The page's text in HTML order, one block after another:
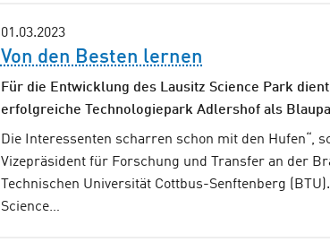
01.03.2023
Von den Besten lernen
Für die Entwicklung des Lausitz Science Park
erfolgreiche Technologiepark Adlershof als
Die Interessenten scharren schon mit den Hufen“,
Vizepräsident für Forschung und Transfer an der
Technischen Universität Cottbus-Senftenberg
Science…